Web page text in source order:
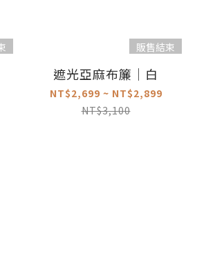
販售結束
遮光亞麻布簾｜白
NT$2,699 ~ NT$2,899
NT$3,100